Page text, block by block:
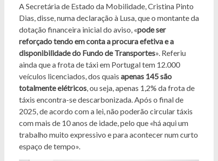
A Secretária de Estado da Mobilidade, Cristina Pinto
Dias, disse, numa declaração à Lusa, que o montante da
dotação financeira inicial do aviso, «pode ser
reforçado tendo em conta a procura efetiva e a
disponibilidade do Fundo de Transportes». Referiu
ainda que a frota de táxi em Portugal tem 12.000
veículos licenciados, dos quais apenas 145 são
totalmente elétricos, ou seja, apenas 1,2% da frota de
táxis encontra-se descarbonizada. Após o final de
2025, de acordo com a lei, não poderão circular táxis
com mais de 10 anos de idade, pelo que «há aqui um
trabalho muito expressivo e para acontecer num curto
espaço de tempo».